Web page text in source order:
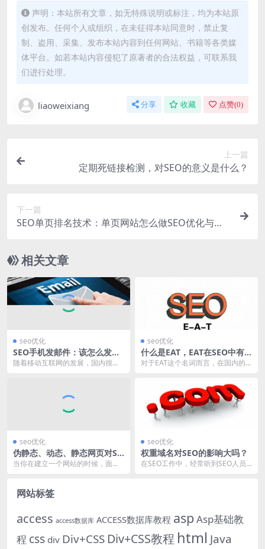
声明：本站所有文章，如无特殊说明或标注，均为本站原
创发布。任何个人或组织，在未征得本站同意时，禁止复
制、盗用、采集、发布本站内容到任何网站、书籍等各类媒
体平台。如若本站内容侵犯了原著者的合法权益，可联系我
们进行处理。
liaoweixiang 分享 收藏 点赞(0)
上一篇
定期死链接检测，对SEO的意义是什么？
下一篇
SEO单页排名技术：单页网站怎么做SEO优化与推
相关文章
seo优化
SEO手机发邮件：该怎么发，
如何优化？
随着移动互联网的发展，国内很多
seo优化
什么是EAT，EAT在SEO中有
什么作用？
对于EAT这个名词而言，在国内的S
seo优化
伪静态、动态、静态网页对SE
O的影响！
当你在建立一个网站的时候，面对
seo优化
权重域名对SEO的影响大吗？
在SEO工作中，经常听到SEO人员
网站标签
access access数据库 ACCESS数据库教程 asp Asp基础教
程 css div Div+CSS Div+CSS教程 html Java